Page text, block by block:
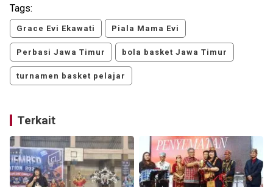
Tags:
Grace Evi Ekawati Piala Mama Evi
Perbasi Jawa Timur bola basket Jawa Timur
turnamen basket pelajar
Terkait